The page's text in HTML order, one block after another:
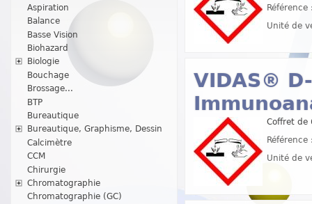
Aspiration
Balance
Basse Vision
Biohazard
Biologie
Bouchage
Brossage...
BTP
Bureautique
Bureautique, Graphisme, Dessin
Calcimètre
CCM
Chirurgie
Chromatographie
Chromatographie (GC)
Unité de
VIDAS®
Coffret
Unité de